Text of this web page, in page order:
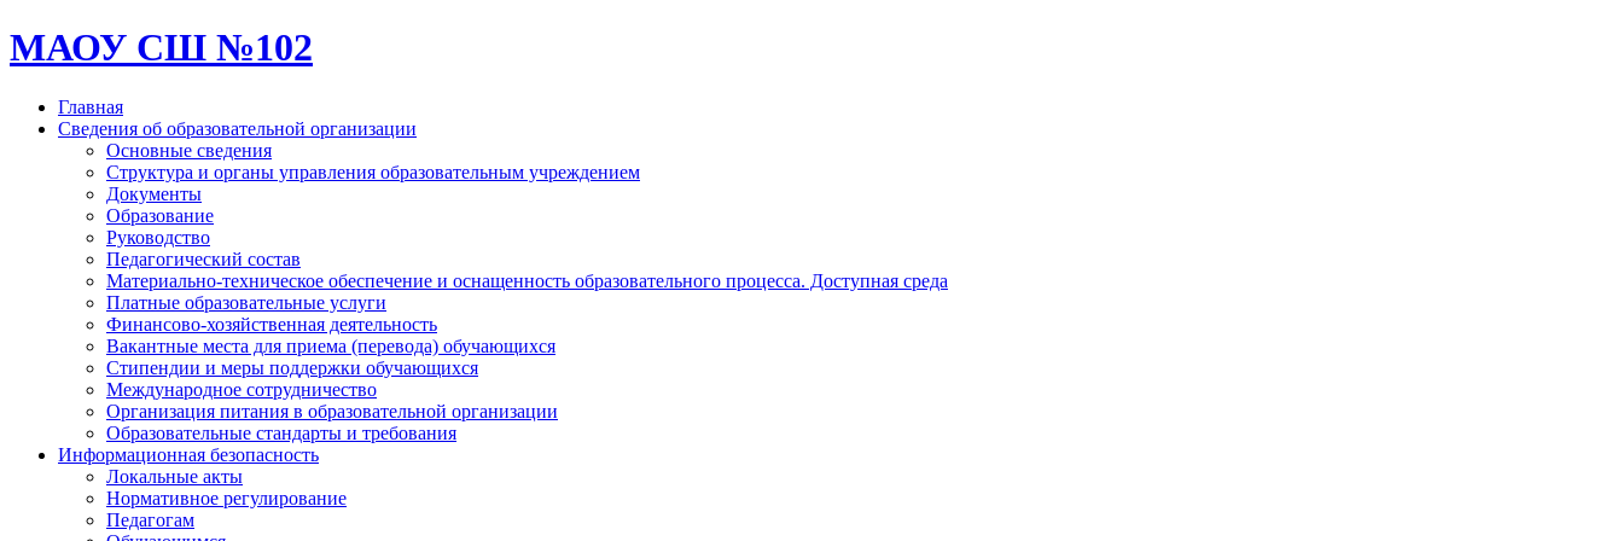
МАОУ СШ №102
Главная
Сведения об образовательной организации
Основные сведения
Структура и органы управления образовательным учреждением
Документы
Образование
Руководство
Педагогический состав
Материально-техническое обеспечение и оснащенность образовательного процесса. Доступная среда
Платные образовательные услуги
Финансово-хозяйственная деятельность
Вакантные места для приема (перевода) обучающихся
Стипендии и меры поддержки обучающихся
Международное сотрудничество
Организация питания в образовательной организации
Образовательные стандарты и требования
Информационная безопасность
Локальные акты
Нормативное регулирование
Педагогам